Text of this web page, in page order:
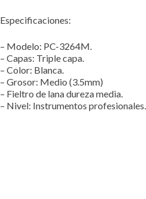
Especificaciones:
– Modelo: PC-3264M.
– Capas: Triple capa.
– Color: Blanca.
– Grosor: Medio (3.5mm)
– Fieltro de lana dureza media.
– Nivel: Instrumentos profesionales.